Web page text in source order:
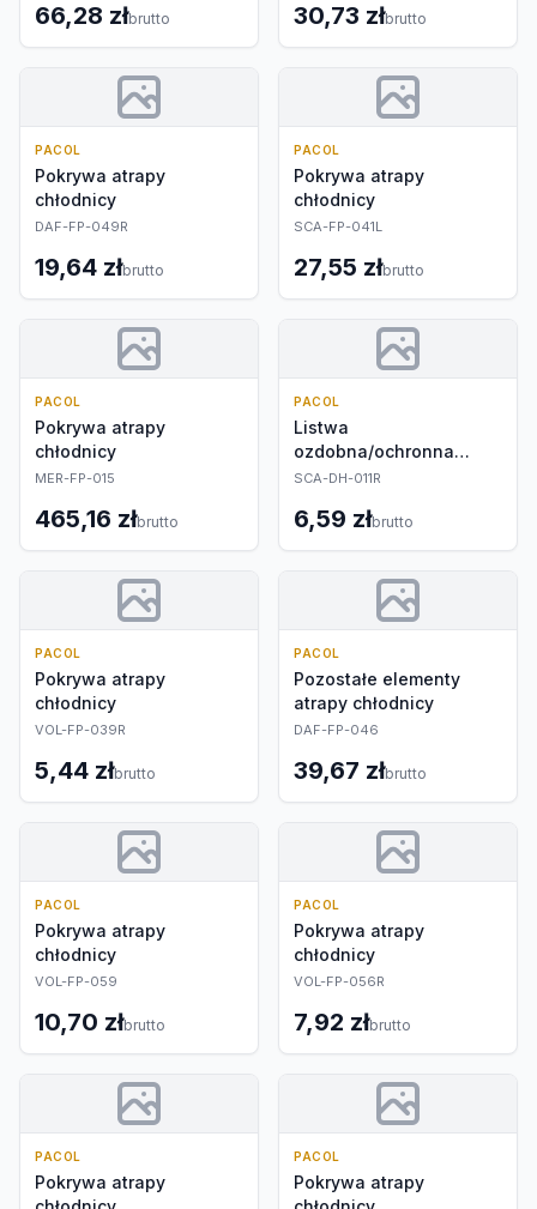
66,28 złbrutto 30,73 złbrutto
PACOL
Pokrywa atrapy
chłodnicy
DAF-FP-049R
19,64 złbrutto
PACOL
Pokrywa atrapy
chłodnicy
SCA-FP-041L
27,55 złbrutto
PACOL
Pokrywa atrapy
chłodnicy
MER-FP-015
465,16 złbrutto
PACOL
Listwa
ozdobna/ochronna
progu drzwi
SCA-DH-011R
6,59 złbrutto
PACOL
Pokrywa atrapy
chłodnicy
VOL-FP-039R
5,44 złbrutto
PACOL
Pozostałe elementy
atrapy chłodnicy
DAF-FP-046
39,67 złbrutto
PACOL
Pokrywa atrapy
chłodnicy
VOL-FP-059
10,70 złbrutto
PACOL
Pokrywa atrapy
chłodnicy
VOL-FP-056R
7,92 złbrutto
PACOL
Pokrywa atrapy
PACOL
Pokrywa atrapy